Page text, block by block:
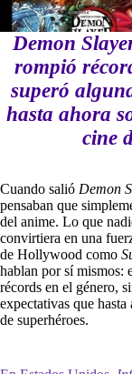
Demon
rompió
superó
hasta ahora
cine
Cuando salió Demon
pensaban que
del anime. Lo que
convirtiera en una
de Hollywood como
hablan por sí mismos:
récords en el género,
expectativas que
de superhéroes.